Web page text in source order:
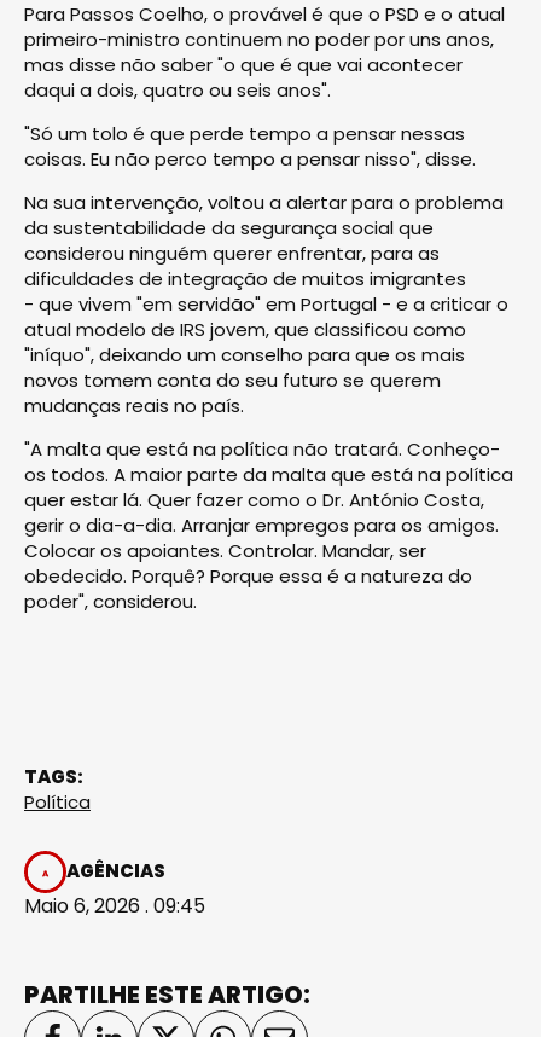
Para Passos Coelho, o provável é que o PSD e o atual
primeiro-ministro continuem no poder por uns anos,
mas disse não saber "o que é que vai acontecer
daqui a dois, quatro ou seis anos".
"Só um tolo é que perde tempo a pensar nessas
coisas. Eu não perco tempo a pensar nisso", disse.
Na sua intervenção, voltou a alertar para o problema
da sustentabilidade da segurança social que
considerou ninguém querer enfrentar, para as
dificuldades de integração de muitos imigrantes
- que vivem "em servidão" em Portugal - e a criticar o
atual modelo de IRS jovem, que classificou como
"iníquo", deixando um conselho para que os mais
novos tomem conta do seu futuro se querem
mudanças reais no país.
"A malta que está na política não tratará. Conheço-
os todos. A maior parte da malta que está na política
quer estar lá. Quer fazer como o Dr. António Costa,
gerir o dia-a-dia. Arranjar empregos para os amigos.
Colocar os apoiantes. Controlar. Mandar, ser
obedecido. Porquê? Porque essa é a natureza do
poder", considerou.
TAGS:
Política
AGÊNCIAS
Maio 6, 2026 . 09:45
PARTILHE ESTE ARTIGO: